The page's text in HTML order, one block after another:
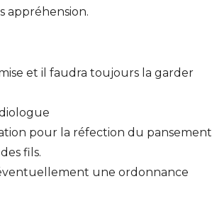
appréhension.
et il faudra toujours la garder
pour la réfection du pansement
fils.
une ordonnance